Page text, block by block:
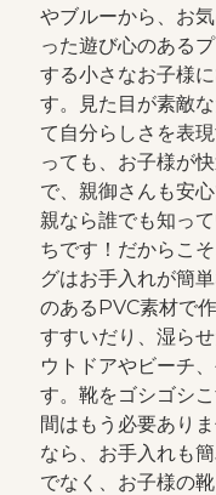
やブルーから、お
った遊び心のある
する小さなお子様
す。見た目が素敵
て自分らしさを表
っても、お子様が
で、親御さんも安心
親なら誰でも知っ
ちです！だからこ
グはお手入れが簡
のあるPVC素材で
すすいだり、湿ら
ウトドアやビーチ
す。靴をゴシゴシ
間はもう必要あり
なら、お手入れも
でなく、お子様の